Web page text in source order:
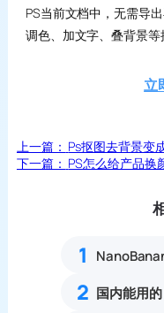
PS当前文档中，无需导
调色、加文字、叠背景
立
上一篇： Ps抠图去背景变
下一篇： PS怎么给产品换
1
2